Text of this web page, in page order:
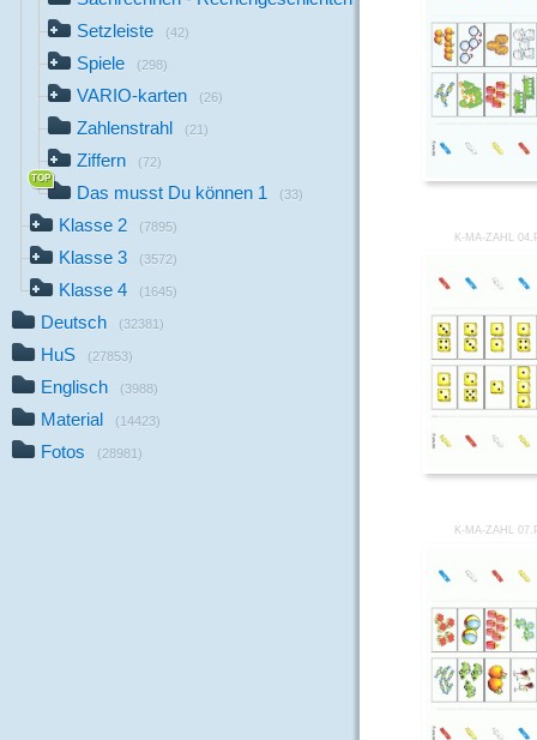
Setzleiste (42)
Spiele (298)
VARIO-karten (26)
Zahlenstrahl (21)
Ziffern (72)
Das musst Du können 1 (33)
Klasse 2 (7895)
Klasse 3 (3572)
Klasse 4 (1645)
Deutsch (32381)
HuS (27853)
Englisch (3988)
Material (14423)
Fotos (28981)
K-MA-ZAHL
K-MA-ZAHL